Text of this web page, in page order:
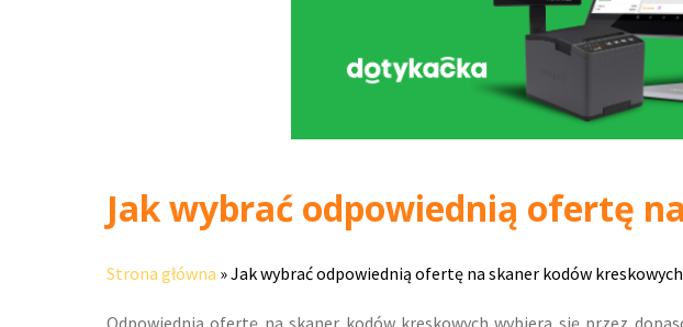
Jak wybrać odpowiednią ofertę
Strona główna »Jak wybrać odpowiednią ofertę na skaner kodów
Odpowiednią ofertę na skaner kodów kreskowych wybiera się przez